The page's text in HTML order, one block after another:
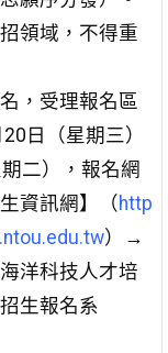
領域，不得重
，受理報名區
日（星期三）
二），報名網
資訊網】（ http
）→
洋科技人才培
生報名系